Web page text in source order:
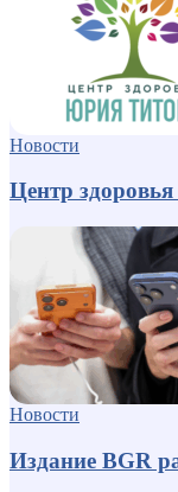
Новости
Центр
Новости
Издание BGR